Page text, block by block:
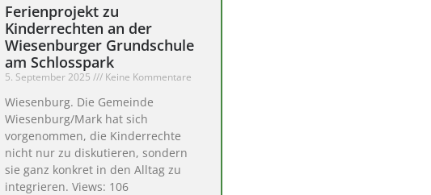
Ferienprojekt zu
Kinderrechten an der
Wiesenburger Grundschule
am Schlosspark
5. September 2025 Keine Kommentare
Wiesenburg. Die Gemeinde
Wiesenburg/Mark hat sich
vorgenommen, die Kinderrechte
nicht nur zu diskutieren, sondern
sie ganz konkret in den Alltag zu
integrieren. Views: 106